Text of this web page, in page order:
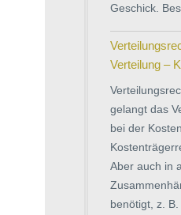
Geschick.
Verteilung –
gelangt das
bei der
Aber auch in
benötigt, z.